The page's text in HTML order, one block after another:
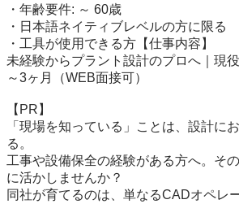
・年齢要件: ～ 60歳
・日本語ネイティブレベルの方に限る
・工具が使用できる方【仕事内容】
未経験からプラント設計のプロへ｜現
～3ヶ月（WEB面接可）
【PR】
「現場を知っている」ことは、設計に
る。
工事や設備保全の経験がある方へ。そ
に活かしませんか？
同社が育てるのは、単なるCADオペレ